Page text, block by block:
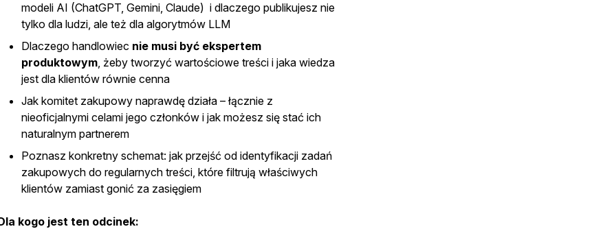
modeli AI (ChatGPT, Gemini, Claude) i dlaczego publikujesz nie
tylko dla ludzi, ale też dla algorytmów LLM
Dlaczego handlowiec nie musi być ekspertem
produktowym, żeby tworzyć wartościowe treści i jaka wiedza
jest dla klientów równie cenna
Jak komitet zakupowy naprawdę działa – łącznie z
nieoficjalnymi celami jego członków i jak możesz się stać ich
naturalnym partnerem
Poznasz konkretny schemat: jak przejść od identyfikacji zadań
zakupowych do regularnych treści, które filtrują właściwych
klientów zamiast gonić za zasięgiem
kogo jest ten odcinek: